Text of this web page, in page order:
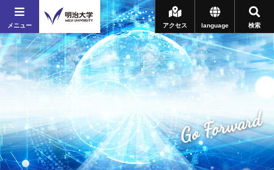
メニュー 検索
language
アクセス
Go Forward